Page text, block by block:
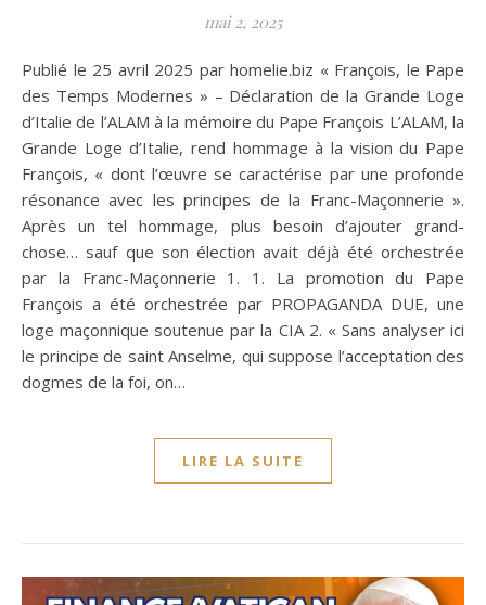
mai 2, 2025
Publié le 25 avril 2025 par homelie.biz « François, le Pape
des Temps Modernes » – Déclaration de la Grande Loge
d’Italie de l’ALAM à la mémoire du Pape François L’ALAM, la
Grande Loge d’Italie, rend hommage à la vision du Pape
François, « dont l’œuvre se caractérise par une profonde
résonance avec les principes de la Franc-Maçonnerie ».
Après un tel hommage, plus besoin d’ajouter grand-
chose… sauf que son élection avait déjà été orchestrée
par la Franc-Maçonnerie 1. 1. La promotion du Pape
François a été orchestrée par PROPAGANDA DUE, une
loge maçonnique soutenue par la CIA 2. « Sans analyser ici
le principe de saint Anselme, qui suppose l’acceptation des
dogmes de la foi, on…
LIRE LA SUITE